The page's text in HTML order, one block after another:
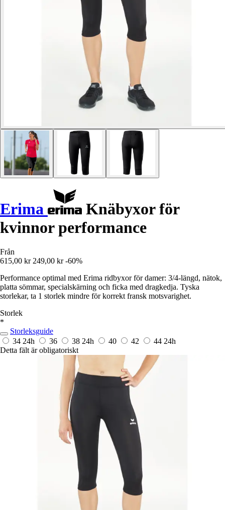
Erima
Knäbyxor för
kvinnor performance
Från
615,00 kr 249,00 kr -60%
Performance optimal med Erima ridbyxor för damer: 3/4-längd, nätok,
platta sömmar, specialskärning och ficka med dragkedja. Tyska
storlekar, ta 1 storlek mindre för korrekt fransk motsvarighet.
Storlek
*
Storleksguide
34 24h 36 38 24h 40 42 44 24h
Detta fält är obligatoriskt